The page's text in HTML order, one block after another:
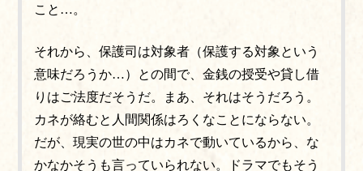
こと…。
それから、保護司は対象者（保護する対象という
意味だろうか…）との間で、金銭の授受や貸し借
りはご法度だそうだ。まあ、それはそうだろう。
カネが絡むと 人間関係はろくなことにならない。
だが、現実の世の中はカネで動いているから、な
かなかそうも言っていられない。ドラマでもそう